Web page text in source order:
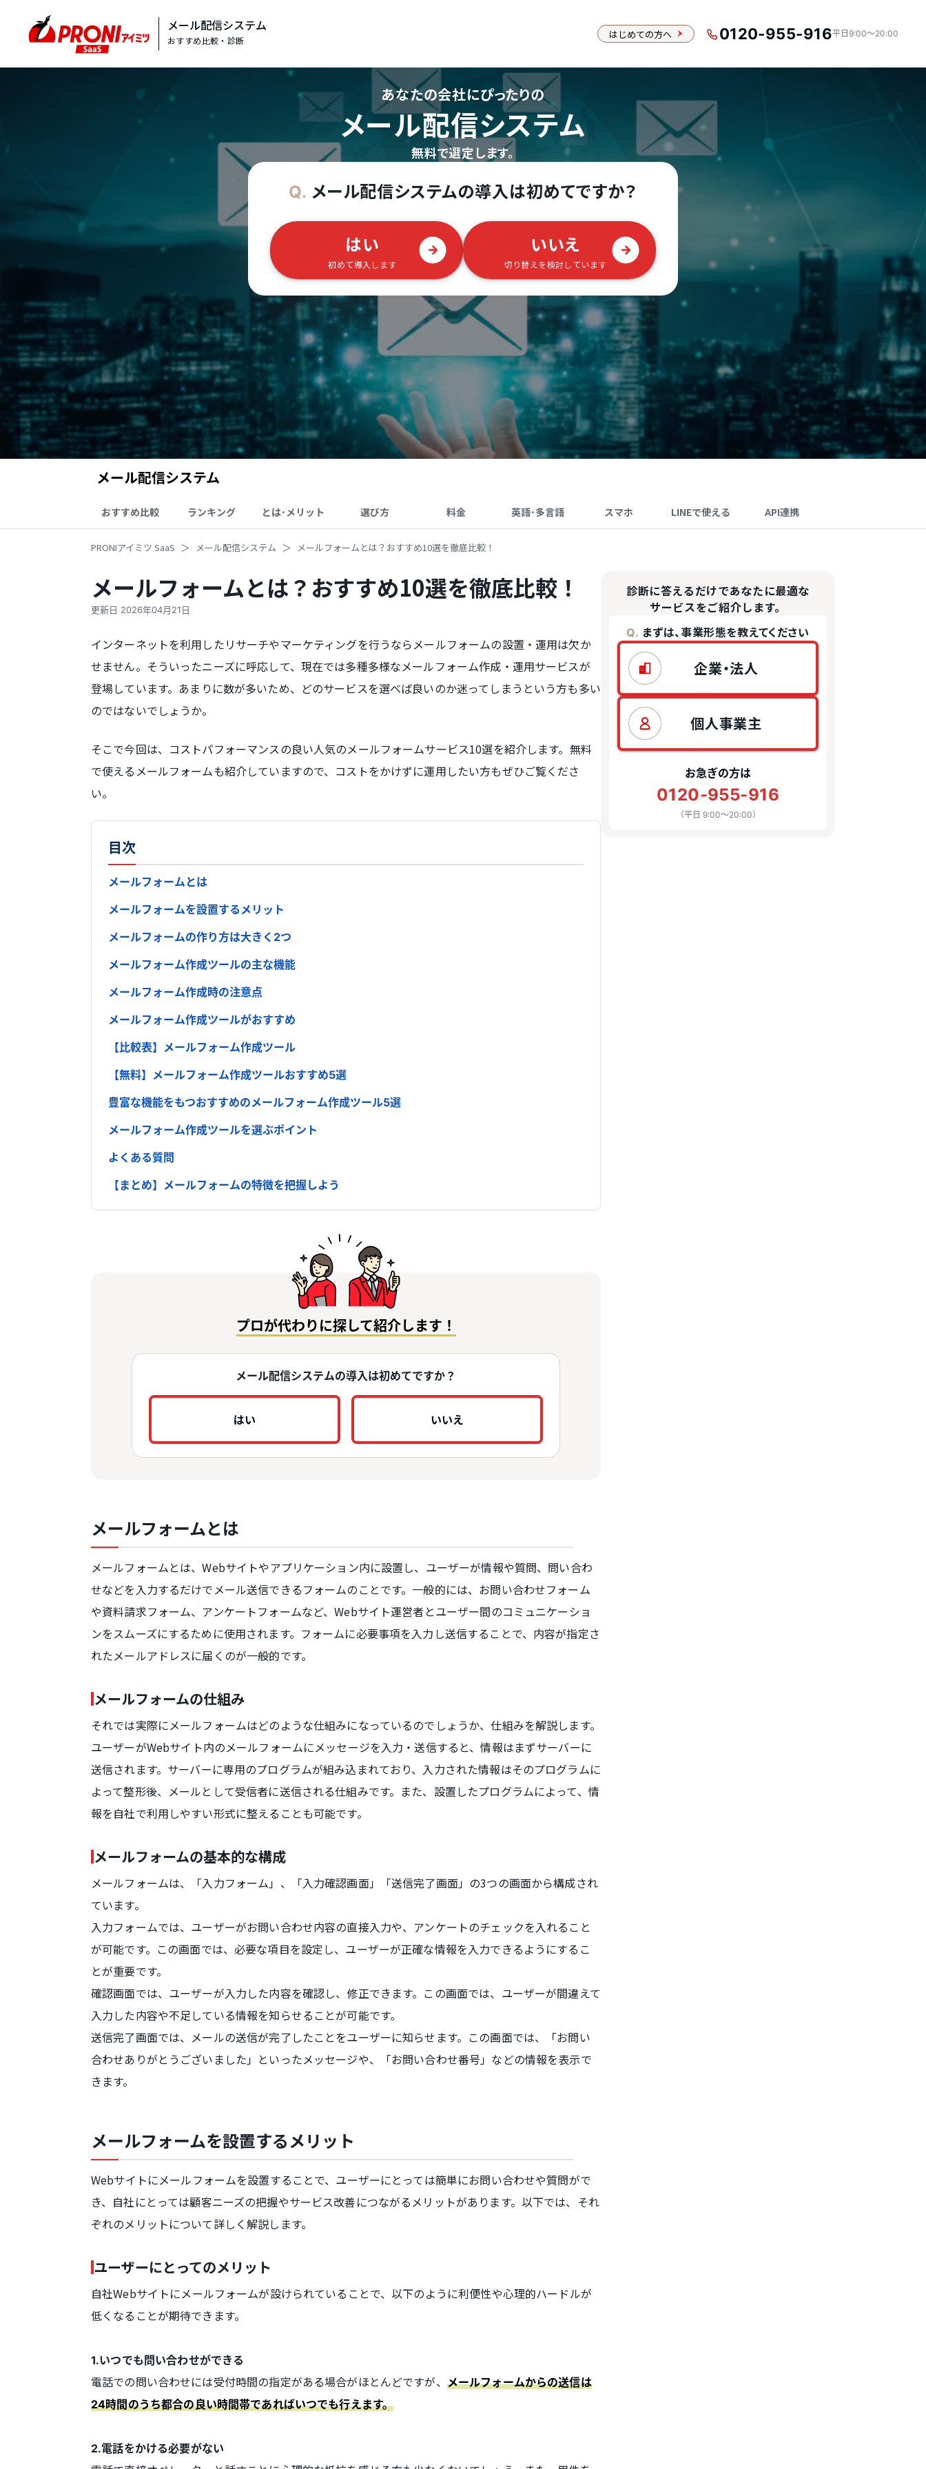
メール配信システム
おすすめ比較・診断 はじめての方へ 0120-955-916平日9:00〜20:00
あなたの会社にぴったりの
メール配信システム
無料で選定します。
Q. メール配信システムの導入は初めてですか？
はい
初めて導入します
いいえ
切り替えを検討しています
メール配信システム
おすすめ比較 ランキング とは･メリット 選び方 料金 英語･多言語 スマホ LINEで使える API連携
PRONIアイミツ SaaS メール配信システム メールフォームとは？おすすめ10選を徹底比較！
メールフォームとは？おすすめ10選を徹底比較！
更新日 2026年04月21日
インターネットを利用したリサーチやマーケティングを行うならメールフォームの設置・運用は欠か
せません。そういったニーズに呼応して、現在では多種多様なメールフォーム作成・運用サービスが
登場しています。あまりに数が多いため、どのサービスを選べば良いのか迷ってしまうという方も多い
のではないでしょうか。
そこで今回は、コストパフォーマンスの良い人気のメールフォームサービス10選を紹介します。無料
で使えるメールフォームも紹介していますので、コストをかけずに運用したい方もぜひご覧くださ
い。
目次
メールフォームとは
メールフォームを設置するメリット
メールフォームの作り方は大きく2つ
メールフォーム作成ツールの主な機能
メールフォーム作成時の注意点
メールフォーム作成ツールがおすすめ
【比較表】メールフォーム作成ツール
【無料】メールフォーム作成ツールおすすめ5選
豊富な機能をもつおすすめのメールフォーム作成ツール5選
メールフォーム作成ツールを選ぶポイント
よくある質問
【まとめ】メールフォームの特徴を把握しよう
プロが代わりに探して紹介します！
メール配信システムの導入は初めてですか？
はい いいえ
メールフォームとは
メールフォームとは、Webサイトやアプリケーション内に設置し、ユーザーが情報や質問、問い合わ
せなどを入力するだけでメール送信できるフォームのことです。一般的には、お問い合わせフォーム
や資料請求フォーム、アンケートフォームなど、Webサイト運営者とユーザー間のコミュニケーショ
ンをスムーズにするために使用されます。フォームに必要事項を入力し送信することで、内容が指定さ
れたメールアドレスに届くのが一般的です。
メールフォームの仕組み
それでは実際にメールフォームはどのような仕組みになっているのでしょうか、仕組みを解説します。
ユーザーがWebサイト内のメールフォームにメッセージを入力・送信すると、情報はまずサーバーに
送信されます。サーバーに専用のプログラムが組み込まれており、入力された情報はそのプログラムに
よって整形後、メールとして受信者に送信される仕組みです。また、設置したプログラムによって、情
報を自社で利用しやすい形式に整えることも可能です。
メールフォームの基本的な構成
メールフォームは、「入力フォーム」、「入力確認画面」「送信完了画面」の3つの画面から構成され
ています。
入力フォームでは、ユーザーがお問い合わせ内容の直接入力や、アンケートのチェックを入れること
が可能です。この画面では、必要な項目を設定し、ユーザーが正確な情報を入力できるようにするこ
とが重要です。
確認画面では、ユーザーが入力した内容を確認し、修正できます。この画面では、ユーザーが間違えて
入力した内容や不足している情報を知らせることが可能です。
送信完了画面では、メールの送信が完了したことをユーザーに知らせます。この画面では、「お問い
合わせありがとうございました」といったメッセージや、「お問い合わせ番号」などの情報を表示で
きます。
メールフォームを設置するメリット
Webサイトにメールフォームを設置することで、ユーザーにとっては簡単にお問い合わせや質問がで
き、自社にとっては顧客ニーズの把握やサービス改善につながるメリットがあります。以下では、それ
ぞれのメリットについて詳しく解説します。
ユーザーにとってのメリット
自社Webサイトにメールフォームが設けられていることで、以下のように利便性や心理的ハードルが
低くなることが期待できます。
1.いつでも問い合わせができる
電話での問い合わせには受付時間の指定がある場合がほとんどですが、 メールフォームからの送信は
24時間のうち都合の良い時間帯であればいつでも行えます。
2.電話をかける必要がない
診断に答えるだけであなたに最適な
サービスをご紹介します。
Q. まずは、事業形態を教えてください
企業・法人
個人事業主
お急ぎの方は
0120-955-916
（平日 9:00〜20:00）